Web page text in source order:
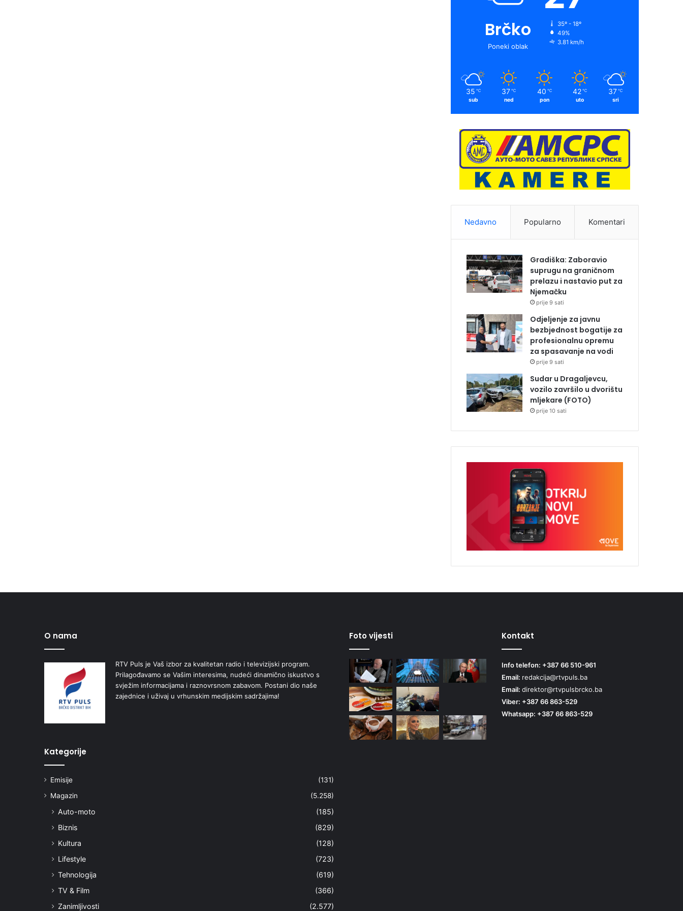
Brčko
Poneki oblak
35º - 18º
49%
3.81 km/h
35 ℃
sub
37 ℃
ned
40 ℃
pon
42 ℃
uto
37 ℃
sri
Nedavno Popularno Komentari
Gradiška: Zaboravio
suprugu na graničnom
prelazu i nastavio put za
Njemačku
prije 9 sati
Odjeljenje za javnu
bezbjednost bogatije za
profesionalnu opremu
za spasavanje na vodi
prije 9 sati
Sudar u Dragaljevcu,
vozilo završilo u dvorištu
mljekare (FOTO)
prije 10 sati
O nama
RTV Puls je Vaš izbor za kvalitetan radio i televizijski program.
Prilagođavamo se Vašim interesima, nudeći dinamično iskustvo s
svježim informacijama i raznovrsnom zabavom. Postani dio naše
zajednice i uživaj u vrhunskim medijskim sadržajima!
Kategorije
Emisije
(131)
Magazin
(5.258)
Auto-moto
(185)
Biznis
(829)
Kultura
(128)
Lifestyle
(723)
Tehnologija
(619)
TV & Film
(366)
Zanimljivosti
(2.577)
Foto vijesti Kontakt
Info telefon: +387 66 510-961
Email: redakcija@rtvpuls.ba
Email: direktor@rtvpulsbrcko.ba
Viber: +387 66 863-529
Whatsapp: +387 66 863-529